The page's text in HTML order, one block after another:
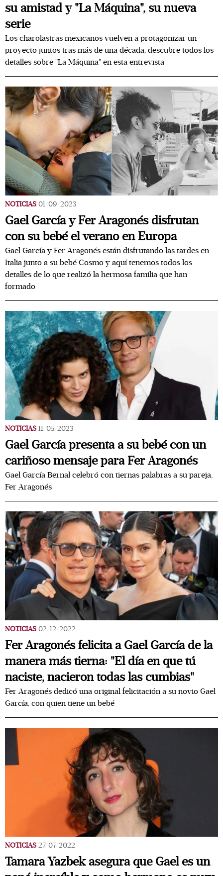
su amistad y "La Máquina", su nueva
serie
Los charolastras mexicanos vuelven a protagonizar un
proyecto juntos tras más de una década, descubre todos los
detalles sobre "La Máquina" en esta entrevista
NOTICIAS 01/09/2023
Gael García y Fer Aragonés disfrutan
con su bebé el verano en Europa
Gael García y Fer Aragonés están disfrutando las tardes en
Italia junto a su bebé Cosmo y aquí tenemos todos los
detalles de lo que realizó la hermosa familia que han
formado
NOTICIAS 11/05/2023
Gael García presenta a su bebé con un
cariñoso mensaje para Fer Aragonés
Gael García Bernal celebró con tiernas palabras a su pareja,
Fer Aragonés
NOTICIAS 02/12/2022
Fer Aragonés felicita a Gael García de la
manera más tierna: "El día en que tú
naciste, nacieron todas las cumbias"
Fer Aragonés dedicó una original felicitación a su novio Gael
García, con quien tiene un bebé
NOTICIAS 27/07/2022
Tamara Yazbek asegura que Gael es un